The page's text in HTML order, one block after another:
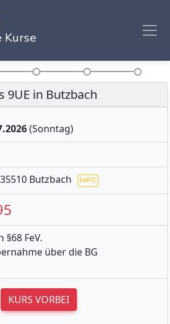
Kurse
9UE in Butzbach
(Sonntag)
Butzbach
FeV.
über die BG
KURS VORBEI